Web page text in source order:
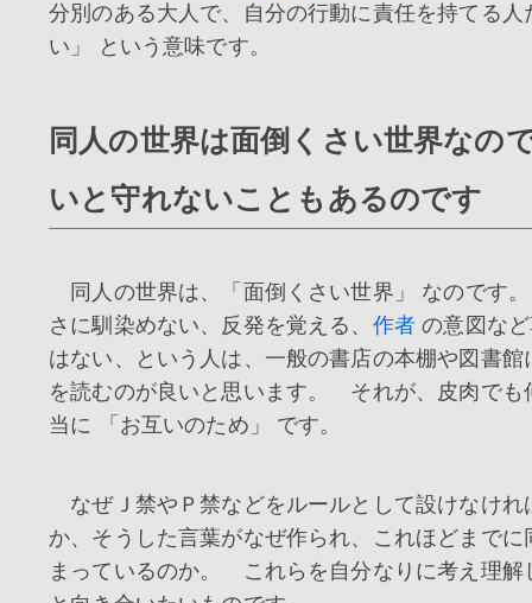
分別のある大人で、自分の行動に責任を持てる人
い」 という意味です。
同人の世界は面倒くさい世界なの
いと守れないこともあるのです
同人の世界は、「面倒くさい世界」 なのです
さに馴染めない、反発を覚える、 作者 の意図な
はない、という人は、一般の書店の本棚や図書館
を読むのが良いと思います。 それが、皮肉でも
当に 「お互いのため」 です。
なぜＪ禁やＰ禁などをルールとして設けなけれ
か、そうした言葉がなぜ作られ、これほどまでに
まっているのか。 これらを自分なりに考え理解